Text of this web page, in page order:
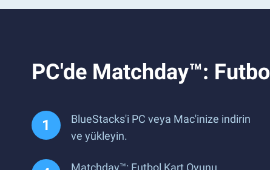
PC'de Matchday™:
BlueStacks'i PC veya Mac'inize indirin
ve yükleyin.
Matchday™: Futbol Kart Oyunu